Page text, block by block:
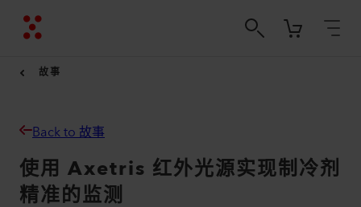
故事
Back to 故事
使用 Axetris 红外光源实现制冷剂
精准的监测